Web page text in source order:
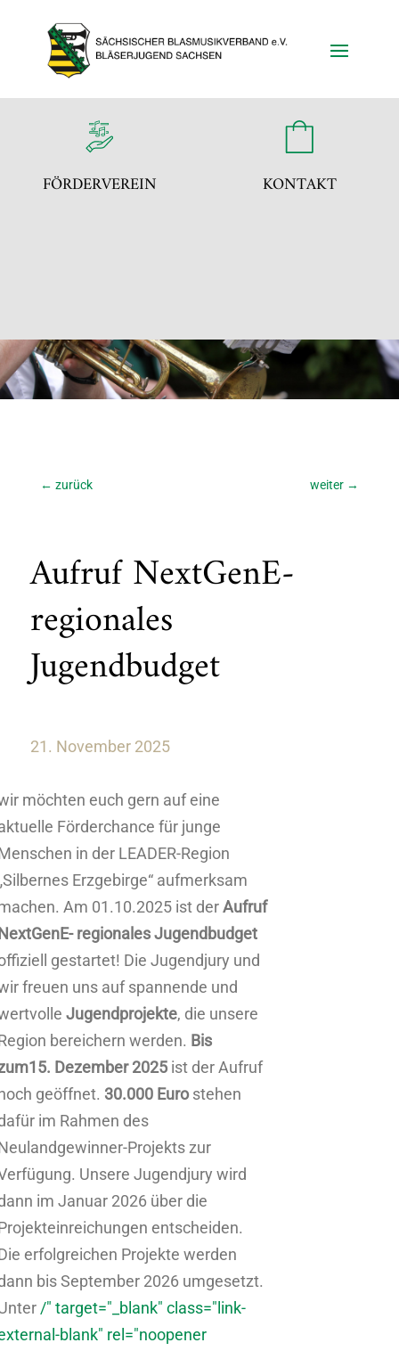
FÖRDERVEREIN KONTAKT
← zurück weiter →
Aufruf NextGenE-
regionales
Jugendbudget
21. November 2025
möchten euch gern auf eine
Förderchance für junge
in der LEADER-Region
Erzgebirge“ aufmerksam
Am 01.10.2025 ist derAufruf
regionales Jugendbudget
gestartet! Die Jugendjury und
freuen uns auf spannende und
Jugendprojekte, die unsere
bereichern werden. Bis
15. Dezember 2025ist der Aufruf
geöffnet. 30.000 Eurostehen
im Rahmen des
Projekts zur
Unsere Jugendjury wird
im Januar 2026 über die
entscheiden.
erfolgreichen Projekte werden
bis September 2026 umgesetzt.
/" target="_blank" class="link-
blank" rel="noopener